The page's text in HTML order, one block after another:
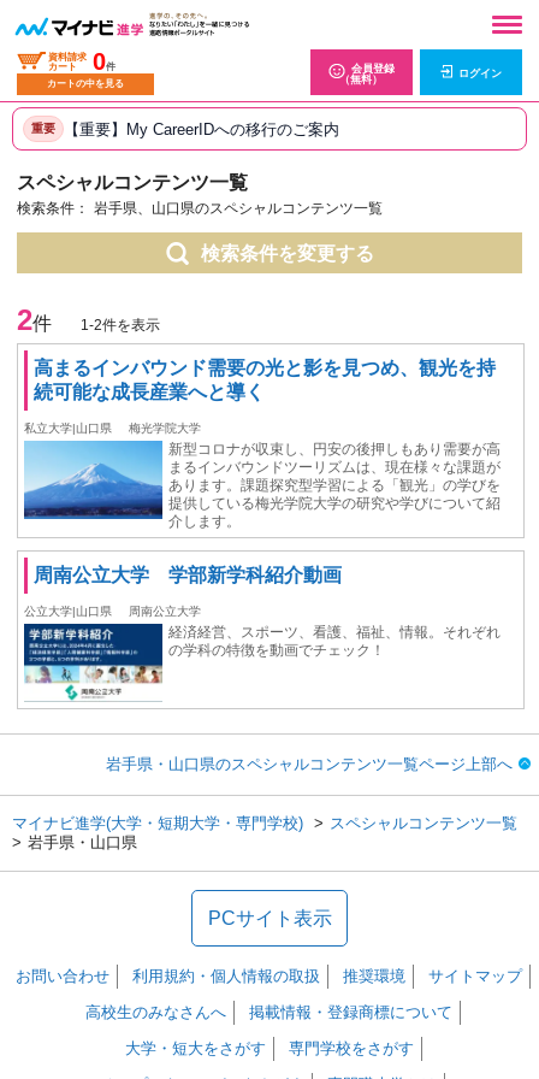
資料請求
カート
0件
カートの中を見る
会員登録
（無料）
ログイン
重要 【重要】My CareerIDへの移行のご案内
スペシャルコンテンツ一覧
検索条件： 岩手県、山口県のスペシャルコンテンツ一覧
検索条件を変更する
2件 1-2件を表示
高まるインバウンド需要の光と影を見つめ、観光を持
続可能な成長産業へと導く
私立大学|山口県 梅光学院大学
新型コロナが収束し、円安の後押しもあり需要が高
まるインバウンドツーリズムは、現在様々な課題が
あります。課題探究型学習による「観光」の学びを
提供している梅光学院大学の研究や学びについて紹
介します。
周南公立大学 学部新学科紹介動画
公立大学|山口県 周南公立大学
経済経営、スポーツ、看護、福祉、情報。それぞれ
の学科の特徴を動画でチェック！
岩手県・山口県のスペシャルコンテンツ一覧ページ上部へ
マイナビ進学(大学・短期大学・専門学校)
スペシャルコンテンツ一覧
岩手県・山口県
PCサイト表示
お問い合わせ 利用規約・個人情報の取扱 推奨環境
サイトマップ
高校生のみなさんへ
掲載情報・登録商標について
大学・短大をさがす
専門学校をさがす